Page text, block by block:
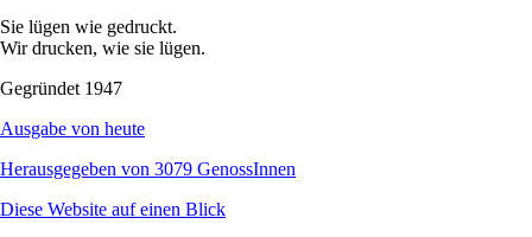
Sie lügen wie gedruckt.
Wir drucken, wie sie lügen.
Gegründet 1947
Ausgabe von heute
Herausgegeben von 3079 GenossInnen
Diese Website auf einen Blick